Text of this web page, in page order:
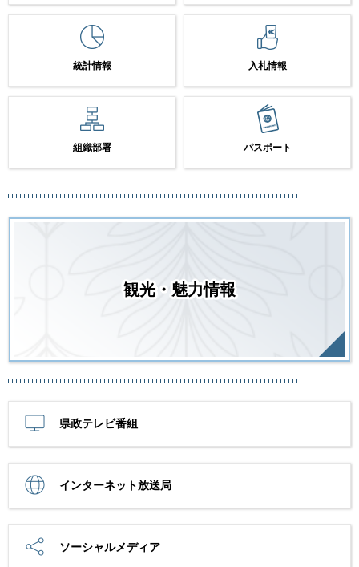
統計情報 入札情報
組織部署 パスポート
観光・魅力情報
県政テレビ番組
インターネット放送局
ソーシャルメディア